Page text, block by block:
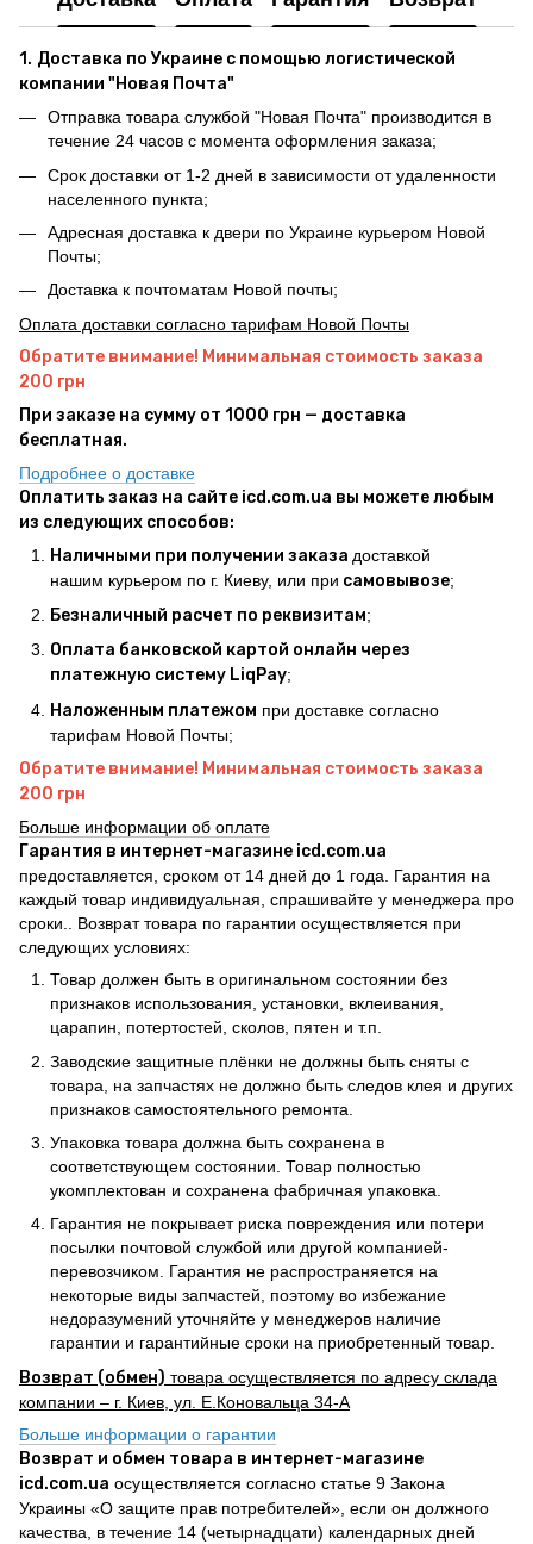
1. Доставка по Украине с помощью логистической
компании "Новая Почта"
Отправка товара службой "Новая Почта" производится в
течение 24 часов с момента оформления заказа;
Срок доставки от 1-2 дней в зависимости от удаленности
населенного пункта;
Адресная доставка к двери по Украине курьером Новой
Почты;
Доставка к почтоматам Новой почты;
Оплата доставки согласно тарифам Новой Почты
Обратите внимание! Минимальная стоимость заказа
200 грн
При заказе на сумму от 1000 грн — доставка
бесплатная.
Подробнее о доставке
Оплатить заказ на сайте icd.com.ua вы можете любым
из следующих способов:
Наличными при получении заказа доставкой
нашим курьером по г. Киеву, или при самовывозе;
Безналичный расчет по реквизитам;
Оплата банковской картой онлайн через
платежную систему LiqPay;
Наложенным платежом при доставке согласно
тарифам Новой Почты;
Обратите внимание! Минимальная стоимость заказа
200 грн
Больше информации об оплате
Гарантия в интернет-магазине icd.com.ua
предоставляется, сроком от 14 дней до 1 года. Гарантия на
каждый товар индивидуальная, спрашивайте у менеджера про
сроки.. Возврат товара по гарантии осуществляется при
следующих условиях:
Товар должен быть в оригинальном состоянии без
признаков использования, установки, вклеивания,
царапин, потертостей, сколов, пятен и т.п.
Заводские защитные плёнки не должны быть сняты с
товара, на запчастях не должно быть следов клея и других
признаков самостоятельного ремонта.
Упаковка товара должна быть сохранена в
соответствующем состоянии. Товар полностью
укомплектован и сохранена фабричная упаковка.
Гарантия не покрывает риска повреждения или потери
посылки почтовой службой или другой компанией-
перевозчиком. Гарантия не распространяется на
некоторые виды запчастей, поэтому во избежание
недоразумений уточняйте у менеджеров наличие
гарантии и гарантийные сроки на приобретенный товар.
Возврат (обмен) товара осуществляется по адресу склада
компании – г. Киев, ул. Е.Коновальца 34-А
Больше информации о гарантии
Возврат и обмен товара в интернет-магазине
icd.com.ua осуществляется согласно статье 9 Закона
Украины «О защите прав потребителей», если он должного
качества, в течение 14 (четырнадцати) календарных дней